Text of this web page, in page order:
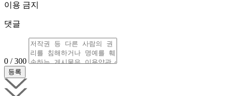
이용 금지
댓글
0 / 300